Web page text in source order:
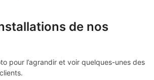
de nos
pour l’agrandir et voir quelques-unes des